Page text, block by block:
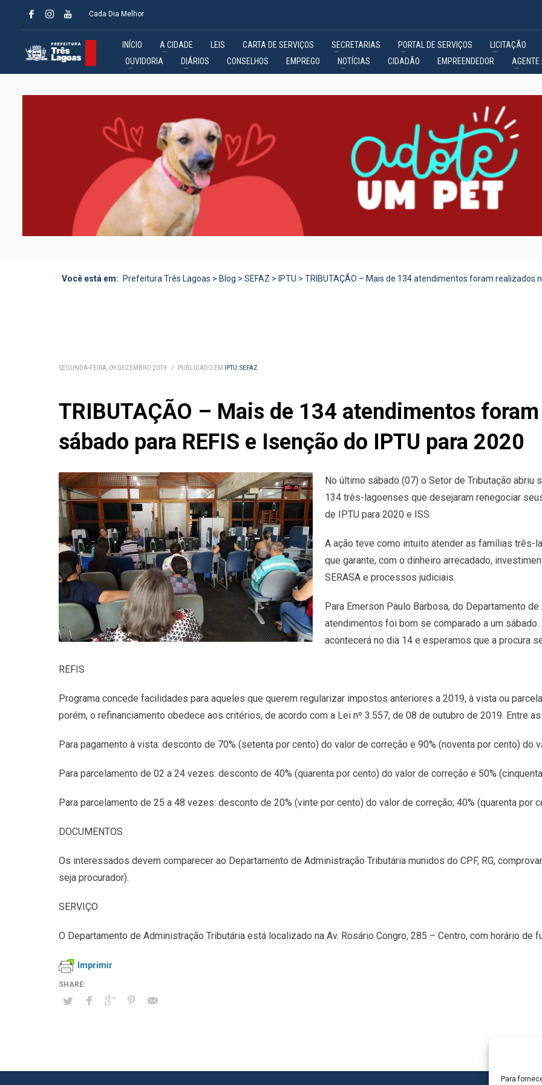
Para
Cada Dia Melhor
INÍCIO A CIDADE LEIS CARTA DE SERVIÇOS SECRETARIAS PORTAL DE SERVIÇOS
LICITAÇÃO
OUVIDORIA
DIÁRIOS CONSELHOS EMPREGO NOTÍCIAS CIDADÃO EMPREENDEDOR AGENTE
Você está em: Prefeitura Três Lagoas > Blog > SEFAZ > IPTU > TRIBUTAÇÃO – Mais de 134 atendimentos foram realizados
SEGUNDA-FEIRA, 09 DEZEMBRO 2019 / PUBLICADO EM IPTU,SEFAZ
TRIBUTAÇÃO – Mais de 134 atendimentos
sábado para REFIS e Isenção do IPTU para 2020
No último sábado (07) o Setor de Tributação abriu
134 três-lagoenses que desejaram renegociar
de IPTU para 2020 e ISS.
A ação teve como intuito atender as famílias
que garante, com o dinheiro arrecadado,
SERASA e processos judiciais.
Para Emerson Paulo Barbosa, do Departamento
atendimentos foi bom se comparado a um
acontecerá no dia 14 e esperamos que a procura
REFIS
Programa concede facilidades para aqueles que querem regularizar impostos anteriores a 2019, à vista ou
porém, o refinanciamento obedece aos critérios, de acordo com a Lei nº 3.557, de 08 de outubro de 2019. Entre
Para pagamento à vista: desconto de 70% (setenta por cento) do valor de correção e 90% (noventa por cento) do
Para parcelamento de 02 a 24 vezes: desconto de 40% (quarenta por cento) do valor de correção e 50%
Para parcelamento de 25 a 48 vezes: desconto de 20% (vinte por cento) do valor de correção; 40% (quarenta por
DOCUMENTOS
Os interessados devem comparecer ao Departamento de Administração Tributária munidos do CPF, RG,
seja procurador).
SERVIÇO
O Departamento de Administração Tributária está localizado na Av. Rosário Congro, 285 – Centro, com horário de
Imprimir